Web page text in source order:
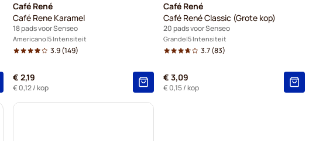
Café René
Café Rene Karamel
18 pads voor Senseo
Americano 5 Intensiteit
3.9(149)
€ 2,19
€ 0,12/ kop
Café René
Café René Classic (Grote kop)
20 pads voor Senseo
Grande 5 Intensiteit
3.7(83)
€ 3,09
€ 0,15/ kop